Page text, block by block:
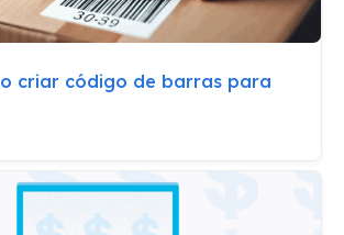
criar código de barras para